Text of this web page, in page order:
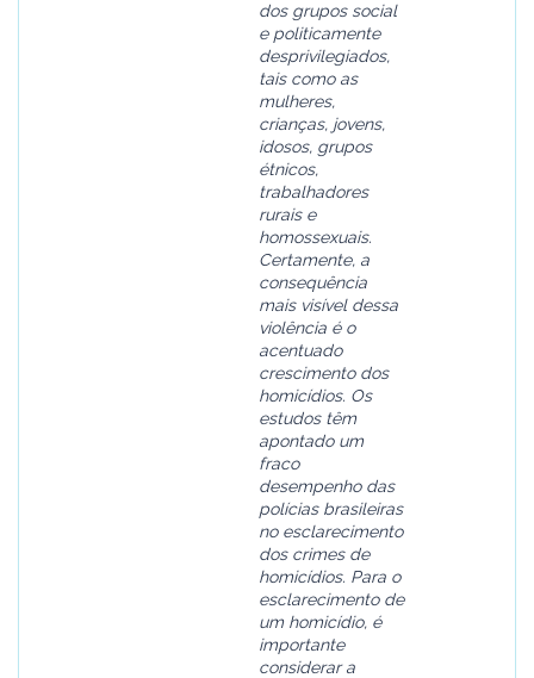
dos grupos social
e politicamente
desprivilegiados,
tais como as
mulheres,
crianças, jovens,
idosos, grupos
étnicos,
trabalhadores
rurais e
homossexuais.
Certamente, a
consequência
mais visível dessa
violência é o
acentuado
crescimento dos
homicídios. Os
estudos têm
apontado um
fraco
desempenho das
polícias brasileiras
no esclarecimento
dos crimes de
homicídios. Para o
esclarecimento de
um homicídio, é
importante
considerar a